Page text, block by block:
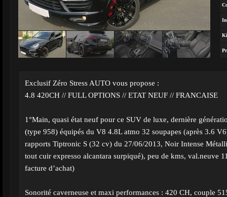
Exclusif Zéro Stress AUTO vous propose :
4.8 420CH // FULL OPTIONS // ETAT NEUF // FRANCAISE
1°Main, quasi état neuf pour ce SUV de luxe, dernière
(type 958) équipés du V8 4.8L atmo 32 soupapes (après 3.6
rapports Tiptronic S (32 cv) du 27/06/2013, Noir Intense
tout cuir expresso alcantara surpiqué), peu de kms, val.neuve
facture d’achat)
Sonorité caverneuse et maxi performances : 420 CH, couple